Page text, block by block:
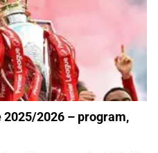
2026 – program,